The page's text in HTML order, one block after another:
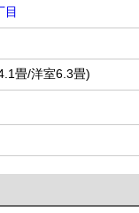
目
畳/洋室6.3畳)